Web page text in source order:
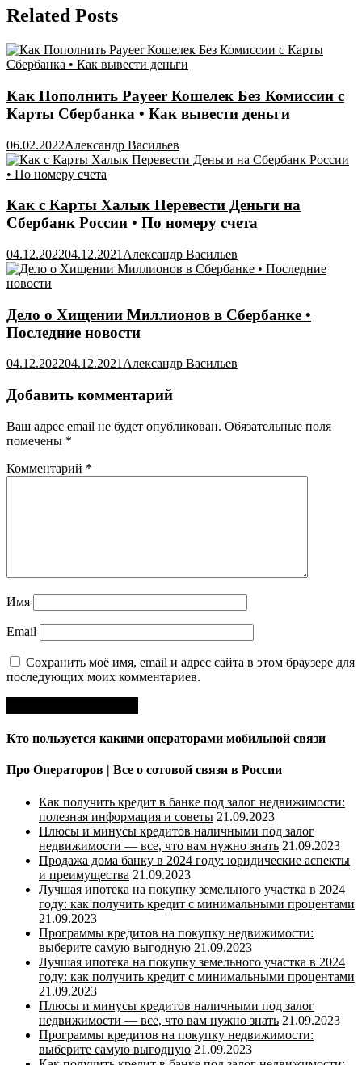
Related Posts
Как Пополнить Payeer Кошелек Без Комиссии с
Карты Сбербанка • Как вывести деньги
06.02.2022Александр Васильев
Как с Карты Халык Перевести Деньги на
Сбербанк России • По номеру счета
04.12.202204.12.2021 Александр Васильев
Дело о Хищении Миллионов в Сбербанке •
Последние новости
04.12.202204.12.2021 Александр Васильев
Добавить комментарий
Ваш адрес email не будет опубликован. Обязательные поля
помечены *
Комментарий *
Имя
Email
Сохранить моё имя, email и адрес сайта в этом браузере для
последующих моих комментариев.
Кто пользуется какими операторами мобильной связи
Про Операторов | Все о сотовой связи в России
Как получить кредит в банке под залог недвижимости:
полезная информация и советы 21.09.2023
Плюсы и минусы кредитов наличными под залог
недвижимости — все, что вам нужно знать 21.09.2023
Продажа дома банку в 2024 году: юридические аспекты
и преимущества 21.09.2023
Лучшая ипотека на покупку земельного участка в 2024
году: как получить кредит с минимальными процентами
21.09.2023
Программы кредитов на покупку недвижимости:
выберите самую выгодную 21.09.2023
Лучшая ипотека на покупку земельного участка в 2024
году: как получить кредит с минимальными процентами
21.09.2023
Плюсы и минусы кредитов наличными под залог
недвижимости — все, что вам нужно знать 21.09.2023
Программы кредитов на покупку недвижимости:
выберите самую выгодную 21.09.2023